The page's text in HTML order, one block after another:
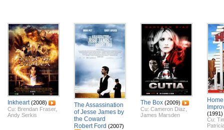
Inkheart (2008)
Cu: Brendan Fraser,
Andy Serkis
The Assassination
of Jesse James by
the Coward
Robert Ford (2007)
The Box (2009)
Cu: Cameron Diaz
James Marsden
Home
(1991)
Cu: